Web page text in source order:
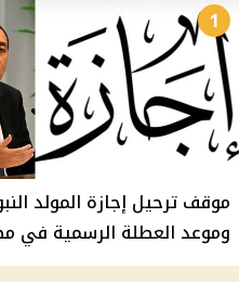
1
وموعد العطلة الرسمية في